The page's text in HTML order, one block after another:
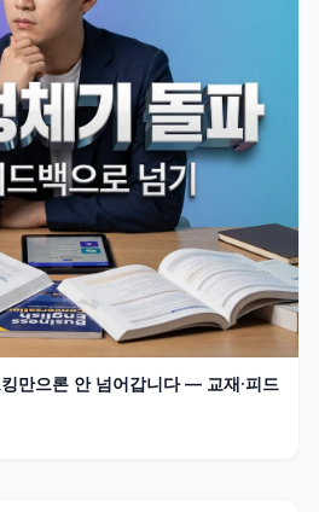
만으론 안 넘어갑니다 — 교재·피드